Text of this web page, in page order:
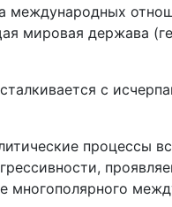
международных
мировая держава
с
процессы
многополярного